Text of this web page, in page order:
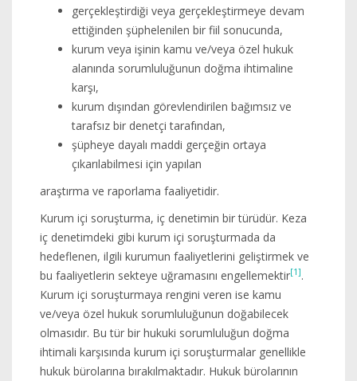
gerçekleştirdiği veya gerçekleştirmeye devam
ettiğinden şüphelenilen bir fiil sonucunda,
kurum veya işinin kamu ve/veya özel hukuk
alanında sorumluluğunun doğma ihtimaline
karşı,
kurum dışından görevlendirilen bağımsız ve
tarafsız bir denetçi tarafından,
şüpheye dayalı maddi gerçeğin ortaya
çıkarılabilmesi için yapılan
araştırma ve raporlama faaliyetidir.
Kurum içi soruşturma, iç denetimin bir türüdür. Keza
iç denetimdeki gibi kurum içi soruşturmada da
hedeflenen, ilgili kurumun faaliyetlerini geliştirmek ve
bu faaliyetlerin sekteye uğramasını engellemektir[1].
Kurum içi soruşturmaya rengini veren ise kamu
ve/veya özel hukuk sorumluluğunun doğabilecek
olmasıdır. Bu tür bir hukuki sorumluluğun doğma
ihtimali karşısında kurum içi soruşturmalar genellikle
hukuk bürolarına bırakılmaktadır. Hukuk bürolarının